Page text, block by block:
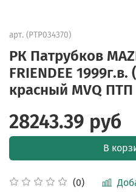
арт. (PTP034370)
РК Патрубков
FRIENDEE
красный MVQ ПТП
(0)
28243.39 руб
В